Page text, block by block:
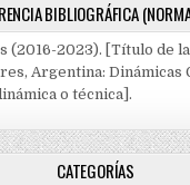
BIBLIOGRÁFICA
(2016-2023). [Título de
Argentina: Dinámicas
o técnica].
CATEGORÍAS